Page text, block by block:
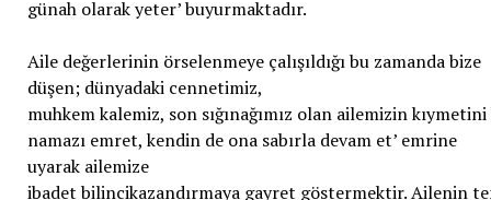
günah olarak yeter’ buyurmaktadır.
Aile değerlerinin örselenmeye çalışıldığı bu zamanda bize
düşen; dünyadaki cennetimiz,
muhkem kalemiz, son sığınağımız olan ailemizin
namazı emret, kendin de ona sabırla devam et’ emrine
uyarak ailemize
ibadet bilincikazandırmaya gayret göstermektir. Ailenin